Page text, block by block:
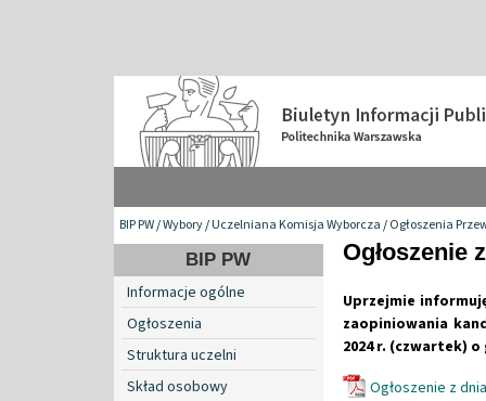
BIP PW/Wybory/Uczelniana Komisja Wyborcza/Ogłoszenia
BIP PW
Informacje ogólne
Ogłoszenia
Struktura uczelni
Skład osobowy
Ogłoszenie
Uprzejmie
zaopiniowania
2024 r. (czwartek) o
Ogłoszenie z